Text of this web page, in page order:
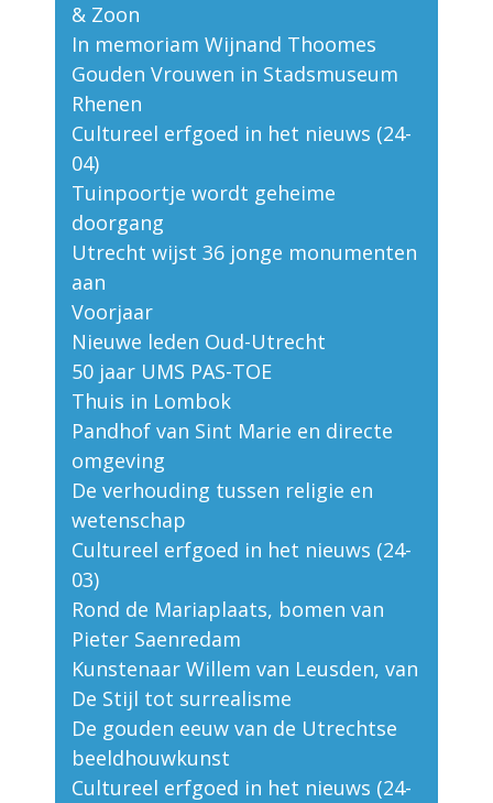
& Zoon
In memoriam Wijnand Thoomes
Gouden Vrouwen in Stadsmuseum
Rhenen
Cultureel erfgoed in het nieuws (24-
04)
Tuinpoortje wordt geheime
doorgang
Utrecht wijst 36 jonge monumenten
aan
Voorjaar
Nieuwe leden Oud-Utrecht
50 jaar UMS PAS-TOE
Thuis in Lombok
Pandhof van Sint Marie en directe
omgeving
De verhouding tussen religie en
wetenschap
Cultureel erfgoed in het nieuws (24-
03)
Rond de Mariaplaats, bomen van
Pieter Saenredam
Kunstenaar Willem van Leusden, van
De Stijl tot surrealisme
De gouden eeuw van de Utrechtse
beeldhouwkunst
Cultureel erfgoed in het nieuws (24-